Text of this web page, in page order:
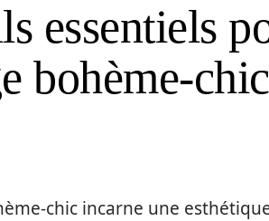
essentiels
bohème-
chic incarne une